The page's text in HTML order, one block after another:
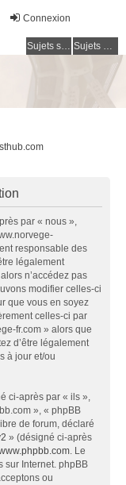
Connexion
Sujets sans réponse Sujets actifs
par « nous »,
responsable des
légalement
n’accédez pas
modifier celles-ci
que vous en soyez
celles-ci par
fr.com » alors que
d’être légalement
à jour et/ou
ci-après par « ils »,
», « phpBB
de forum, déclaré
» (désigné ci-après
. Le
sur Internet. phpBB
ou